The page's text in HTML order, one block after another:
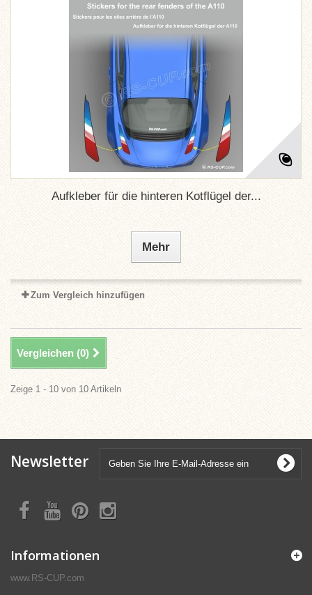
Aufkleber für die hinteren Kotflügel der...
Mehr
Zum Vergleich hinzufügen
Vergleichen (0)
Zeige 1 - 10 von 10 Artikeln
Newsletter
Informationen
www.RS-CUP.com